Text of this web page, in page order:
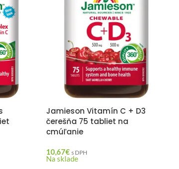
Jamieson Vitamín C + D3
čerešňa 75 tabliet na
cmúľanie
10,67€ s DPH
Na sklade